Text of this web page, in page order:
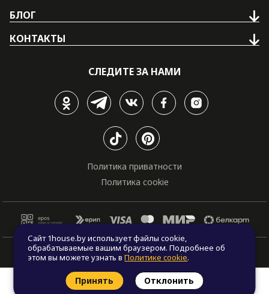
БЛОГ
КОНТАКТЫ
СЛЕДИТЕ ЗА НАМИ
Политика приватности
Политика cookie
© Все права защищены. "One house", 2011 - 2026
Заказать звонок Найти проект
Сайт 1house.by использует файлы cookie,
обрабатываемые вашим браузером. Подробнее об
этом вы можете узнать вПолитике cookie.
Принять Отклонить